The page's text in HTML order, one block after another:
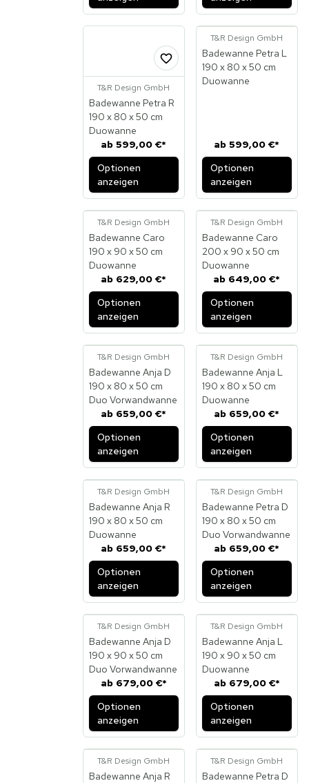
T&R Design GmbH
Badewanne Petra R
190 x 80 x 50 cm
Duowanne
ab 599,00 €*
Optionen
anzeigen
T&R Design GmbH
Badewanne Petra L
190 x 80 x 50 cm
Duowanne
ab 599,00 €*
Optionen
anzeigen
T&R Design GmbH
Badewanne Caro
190 x 90 x 50 cm
Duowanne
ab 629,00 €*
Optionen
anzeigen
T&R Design GmbH
Badewanne Caro
200 x 90 x 50 cm
Duowanne
ab 649,00 €*
Optionen
anzeigen
T&R Design GmbH
Badewanne Anja D
190 x 80 x 50 cm
Duo Vorwandwanne
ab 659,00 €*
Optionen
anzeigen
T&R Design GmbH
Badewanne Anja L
190 x 80 x 50 cm
Duowanne
ab 659,00 €*
Optionen
anzeigen
T&R Design GmbH
Badewanne Anja R
190 x 80 x 50 cm
Duowanne
ab 659,00 €*
Optionen
anzeigen
T&R Design GmbH
Badewanne Petra D
190 x 80 x 50 cm
Duo Vorwandwanne
ab 659,00 €*
Optionen
anzeigen
T&R Design GmbH
Badewanne Anja D
190 x 90 x 50 cm
Duo Vorwandwanne
ab 679,00 €*
Optionen
anzeigen
T&R Design GmbH
Badewanne Anja L
190 x 90 x 50 cm
Duowanne
ab 679,00 €*
Optionen
anzeigen
T&R Design GmbH
Badewanne Anja R
T&R Design GmbH
Badewanne Petra D